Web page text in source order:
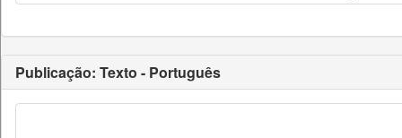
Publicação: Texto - Português